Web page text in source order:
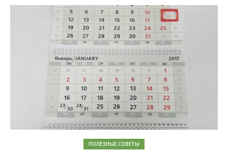
ПОЛЕЗНЫЕ СОВЕТЫ